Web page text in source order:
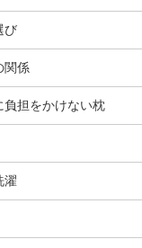
び
関係
負担をかけない枕
濯